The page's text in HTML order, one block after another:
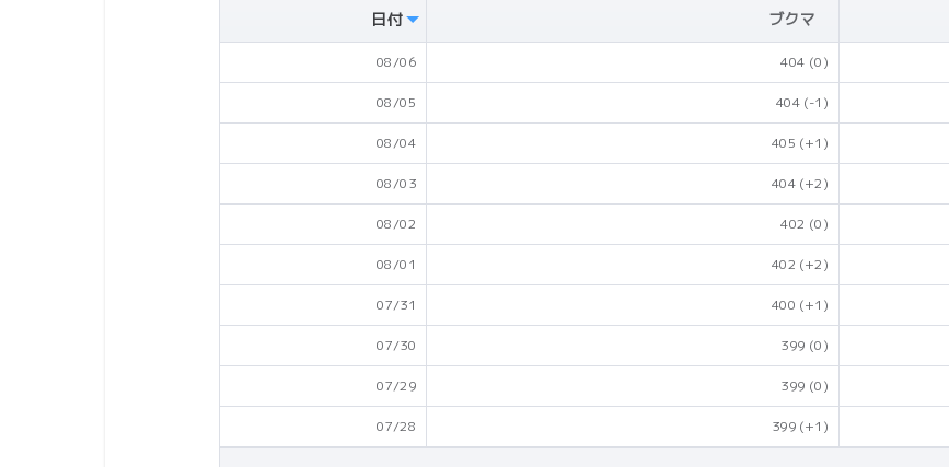
日付 ブクマ
08/06 404 (0)
08/05 404 (-1)
08/04 405 (+1)
08/03 404 (+2)
08/02 402 (0)
08/01 402 (+2)
07/31 400 (+1)
07/30 399 (0)
07/29 399 (0)
07/28 399 (+1)